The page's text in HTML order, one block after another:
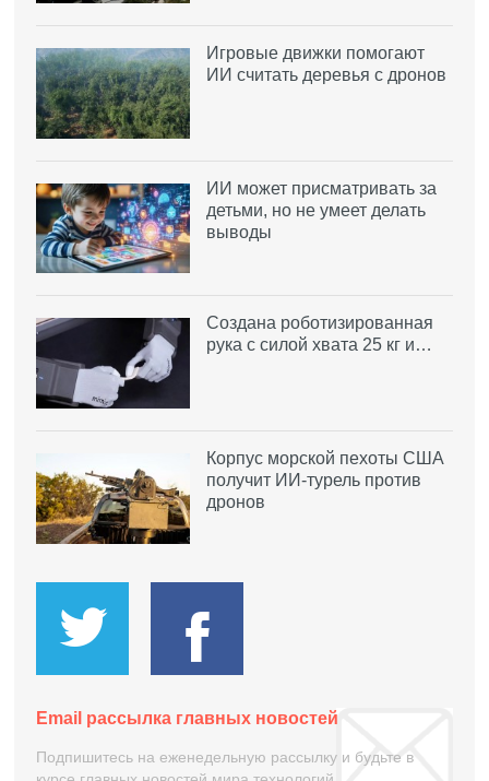
Игровые движки помогают
ИИ считать деревья с дронов
ИИ может присматривать за
детьми, но не умеет делать
выводы
Создана роботизированная
рука с силой хвата 25 кг и…
Корпус морской пехоты США
получит ИИ-турель против
дронов
Email рассылка главных новостей
Подпишитесь на еженедельную рассылку и будьте в